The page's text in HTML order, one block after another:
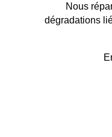
Nous
dégradations